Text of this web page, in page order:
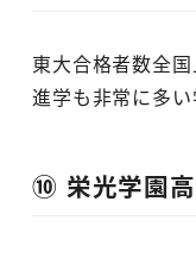
東大合格者数全
進学も非常に多い
⑩ 栄光学園高